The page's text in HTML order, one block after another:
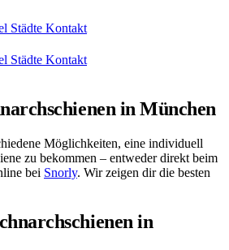
Städte Kontakt
Städte Kontakt
in München
Möglichkeiten, eine individuell
zu bekommen – entweder direkt beim
bei Snorly. Wir zeigen dir die besten
in